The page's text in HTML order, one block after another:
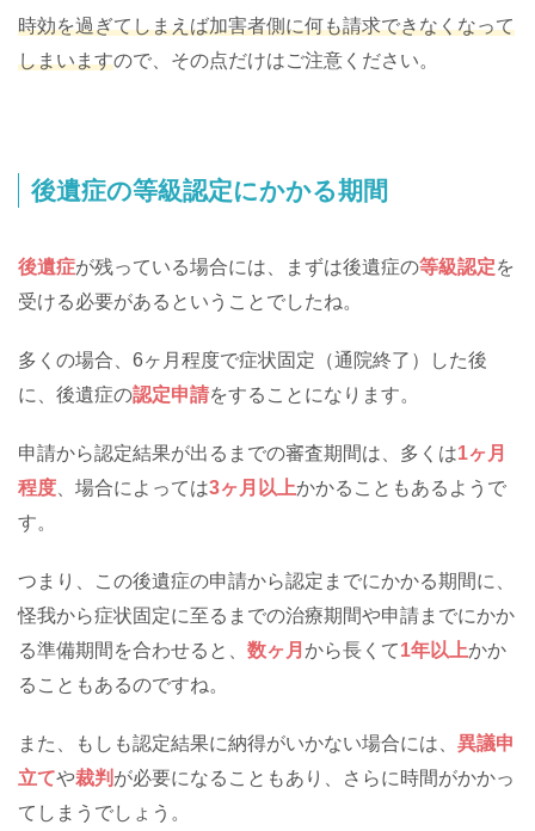
時効を過ぎてしまえば加害者側に何も請求できなくなって
しまいますので、その点だけはご注意ください。
後遺症の等級認定にかかる期間
後遺症が残っている場合には、まずは後遺症の等級認定を
受ける必要があるということでしたね。
多くの場合、6ヶ月程度で症状固定（通院終了）した後
に、後遺症の認定申請をすることになります。
申請から認定結果が出るまでの審査期間は、多くは1ヶ月
程度 、場合によっては3ヶ月以上かかることもあるようで
す。
つまり、この後遺症の申請から認定までにかかる期間に、
怪我から症状固定に至るまでの治療期間や申請までにかか
る準備期間を合わせると、 数ヶ月 から長くて1年以上かか
ることもあるのですね。
また、もしも認定結果に納得がいかない場合には、 異議申
立てや裁判 が必要になることもあり、さらに時間がかかっ
てしまうでしょう。